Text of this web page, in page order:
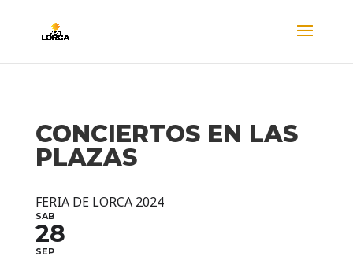
CONCIERTOS EN LAS
PLAZAS
FERIA DE LORCA 2024
SAB
28
SEP